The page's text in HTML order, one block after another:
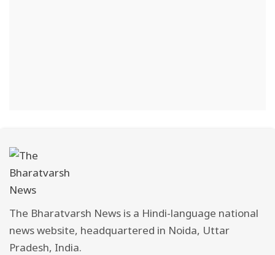
The Bharatvarsh News is a Hindi-language national
news website, headquartered in Noida, Uttar
Pradesh, India.